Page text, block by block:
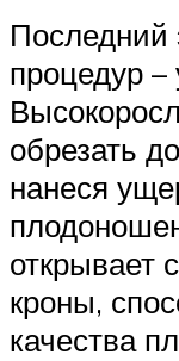
процедур –
обрезать
нанеся
открывает
кроны,
качества